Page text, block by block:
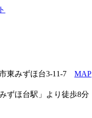
東みずほ台3-11-7 MAP
ずほ台駅」より徒歩8分